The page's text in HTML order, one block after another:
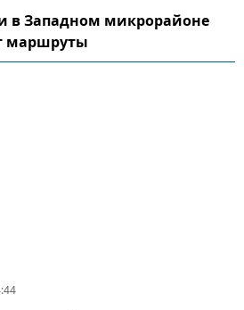
в Западном микрорайоне
маршруты